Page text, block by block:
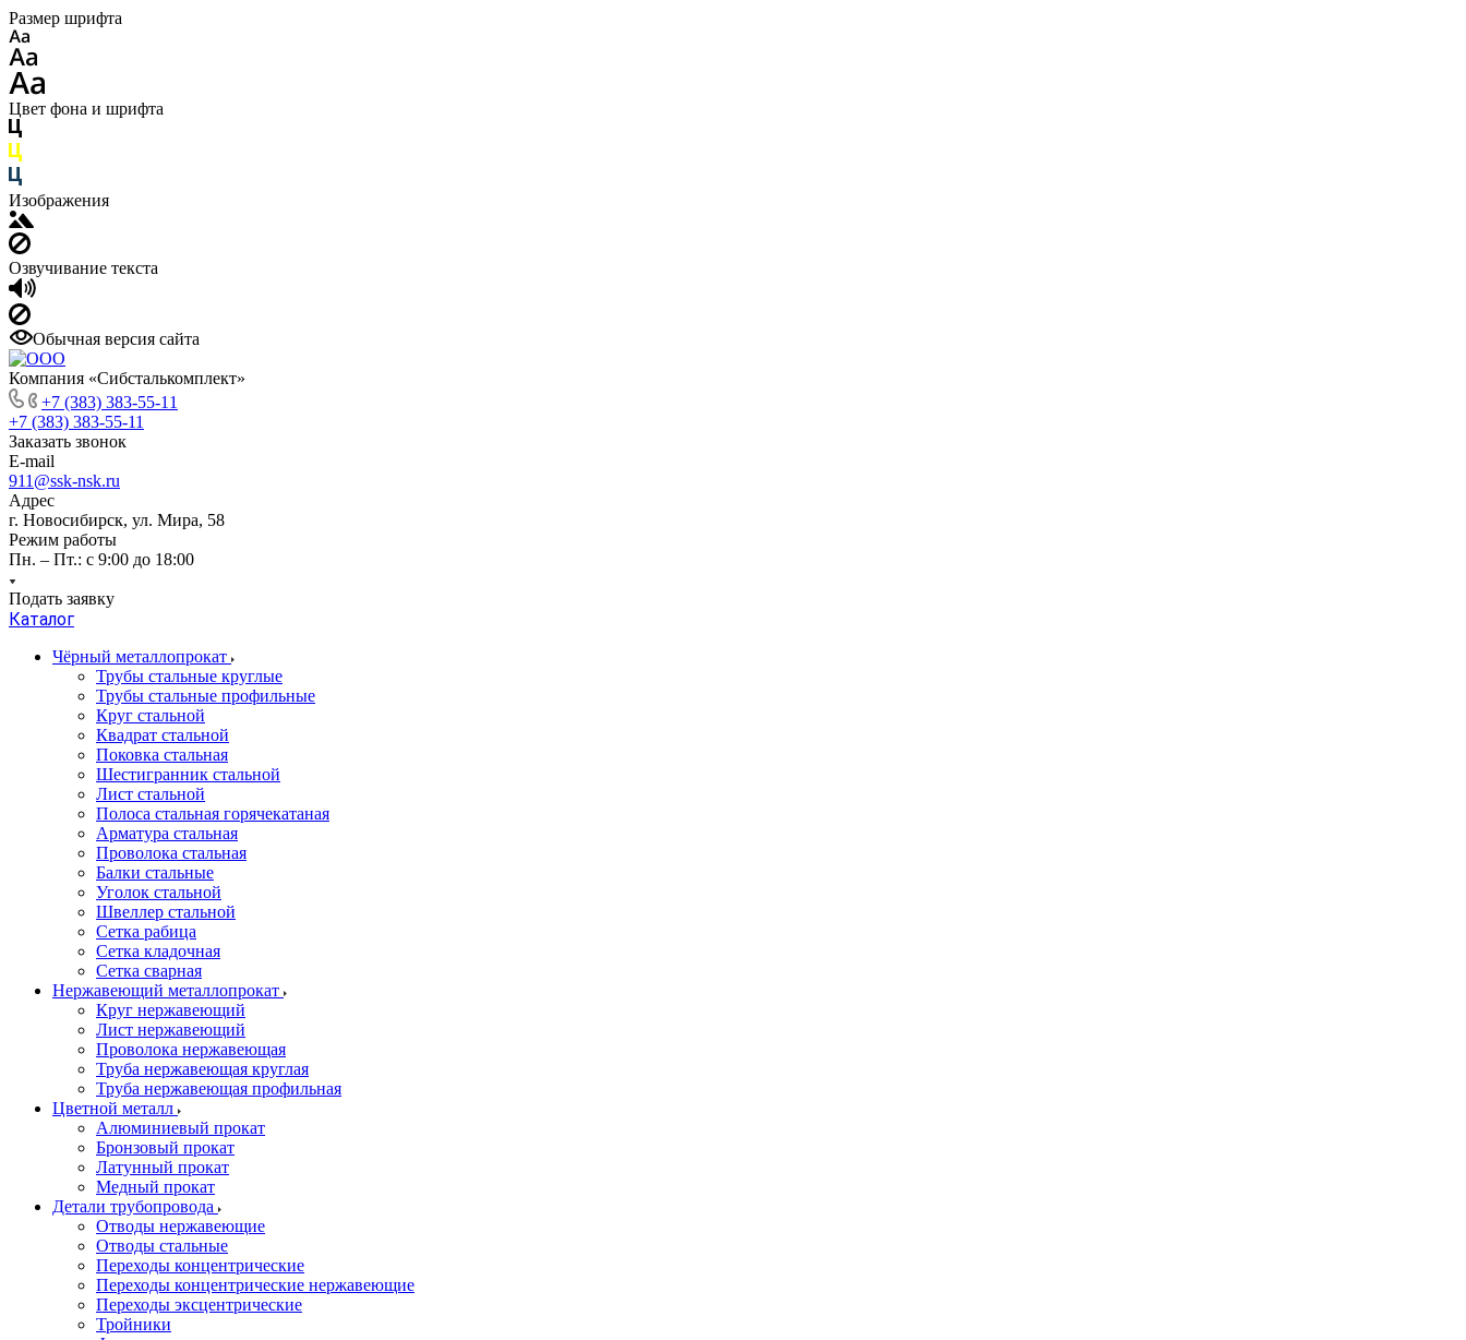
Размер шрифта
Цвет фона и шрифта
Изображения
Озвучивание текста
Обычная версия сайта
Компания «Сибсталькомплект»
+7 (383) 383-55-11
+7 (383) 383-55-11
Заказать звонок
E-mail
911@ssk-nsk.ru
Адрес
г. Новосибирск, ул. Мира, 58
Режим работы
Пн. – Пт.: с 9:00 до 18:00
Подать заявку
Каталог
Чёрный металлопрокат
Трубы стальные круглые
Трубы стальные профильные
Круг стальной
Квадрат стальной
Поковка стальная
Шестигранник стальной
Лист стальной
Полоса стальная горячекатаная
Арматура стальная
Проволока стальная
Балки стальные
Уголок стальной
Швеллер стальной
Сетка рабица
Сетка кладочная
Сетка сварная
Нержавеющий металлопрокат
Круг нержавеющий
Лист нержавеющий
Проволока нержавеющая
Труба нержавеющая круглая
Труба нержавеющая профильная
Цветной металл
Алюминиевый прокат
Бронзовый прокат
Латунный прокат
Медный прокат
Детали трубопровода
Отводы нержавеющие
Отводы стальные
Переходы концентрические
Переходы концентрические нержавеющие
Переходы эксцентрические
Тройники